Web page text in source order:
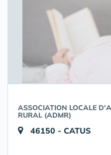
ASSOCIATION LOCALE
RURAL (ADMR)
46150 - CATUS